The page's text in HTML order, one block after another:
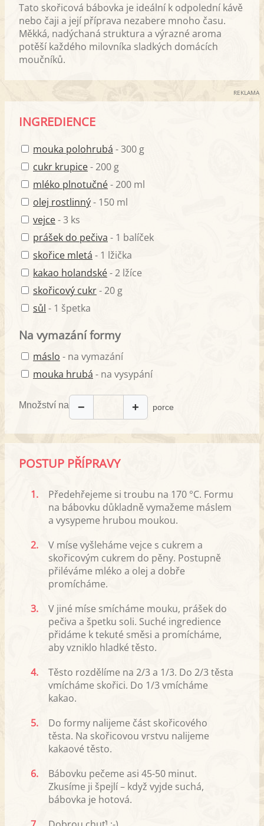
Tato skořicová bábovka je ideální k odpolední kávě
nebo čaji a její příprava nezabere mnoho času.
Měkká, nadýchaná struktura a výrazné aroma
potěší každého milovníka sladkých domácích
moučníků.
REKLAMA
INGREDIENCE
mouka polohrubá - 300 g
cukr krupice- 200 g
mléko plnotučné- 200 ml
olej rostlinný- 150 ml
vejce- 3 ks
prášek do pečiva - 1 balíček
skořice mletá - 1 lžička
kakao holandské- 2 lžíce
skořicový cukr- 20 g
sůl - 1 špetka
Na vymazání formy
máslo - na vymazání
mouka hrubá - na vysypání
Množství na − + porce
POSTUP PŘÍPRAVY
1.
Předehřejeme si troubu na 170 °C. Formu
na bábovku důkladně vymažeme máslem
a vysypeme hrubou moukou.
2.
V míse vyšleháme vejce s cukrem a
skořicovým cukrem do pěny. Postupně
přiléváme mléko a olej a dobře
promícháme.
3.
V jiné míse smícháme mouku, prášek do
pečiva a špetku soli. Suché ingredience
přidáme k tekuté směsi a promícháme,
aby vzniklo hladké těsto.
4.
Těsto rozdělíme na 2/3 a 1/3. Do 2/3 těsta
vmícháme skořici. Do 1/3 vmícháme
kakao.
5.
Do formy nalijeme část skořicového
těsta. Na skořicovou vrstvu nalijeme
kakaové těsto.
6.
Bábovku pečeme asi 45-50 minut.
Zkusíme ji špejlí – když vyjde suchá,
bábovka je hotová.